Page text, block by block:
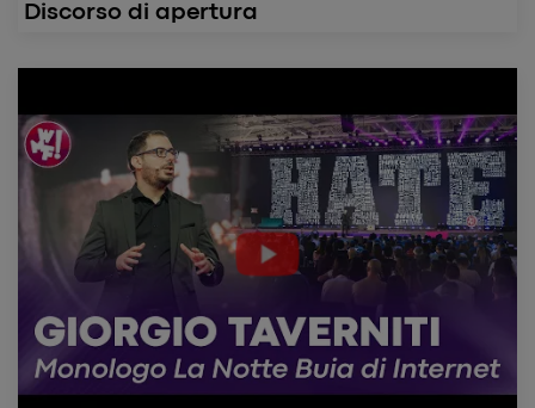
Discorso di apertura